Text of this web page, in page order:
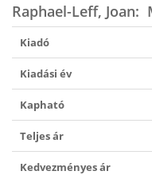
Raphael-Leff, Joan:
Kiadó
Kiadási év
Kapható
Teljes ár
Kedvezményes ár